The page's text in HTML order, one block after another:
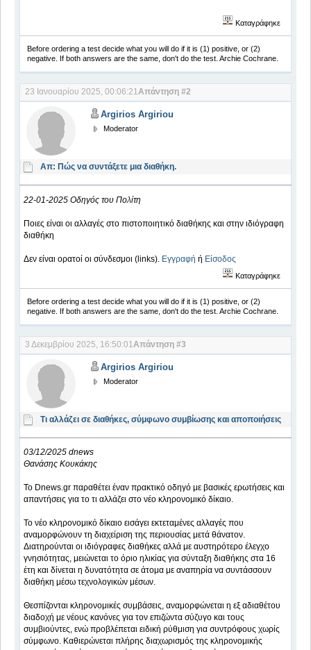
Καταγράφηκε
Before ordering a test decide what you will do if it is (1) positive, or (2)
negative. If both answers are the same, don't do the test. Archie Cochrane.
23 Ιανουαρίου 2025, 00:06:21Απάντηση #2
Argirios Argiriou
Moderator
Απ: Πώς να συντάξετε μια διαθήκη.
22-01-2025 Οδηγός του Πολίτη
Ποιες είναι οι αλλαγές στο πιστοποιητικό διαθήκης και στην ιδιόγραφη
διαθήκη
Δεν είναι ορατοί οι σύνδεσμοι (links). Εγγραφή ή Είσοδος
Καταγράφηκε
Before ordering a test decide what you will do if it is (1) positive, or (2)
negative. If both answers are the same, don't do the test. Archie Cochrane.
3 Δεκεμβρίου 2025, 16:50:01Απάντηση #3
Argirios Argiriou
Moderator
Τι αλλάζει σε διαθήκες, σύμφωνο συμβίωσης και αποποιήσεις
03/12/2025 dnews
Θανάσης Κουκάκης
To Dnews.gr παραθέτει έναν πρακτικό οδηγό με βασικές ερωτήσεις και
απαντήσεις για το τι αλλάζει στο νέο κληρονομικό δίκαιο.
Το νέο κληρονομικό δίκαιο εισάγει εκτεταμένες αλλαγές που
αναμορφώνουν τη διαχείριση της περιουσίας μετά θάνατον.
Διατηρούνται οι ιδιόγραφες διαθήκες αλλά με αυστηρότερο έλεγχο
γνησιότητας, μειώνεται το όριο ηλικίας για σύνταξη διαθήκης στα 16
έτη και δίνεται η δυνατότητα σε άτομα με αναπηρία να συντάσσουν
διαθήκη μέσω τεχνολογικών μέσων.
Θεσπίζονται κληρονομικές συμβάσεις, αναμορφώνεται η εξ αδιαθέτου
διαδοχή με νέους κανόνες για τον επιζώντα σύζυγο και τους
συμβιούντες, ενώ προβλέπεται ειδική ρύθμιση για συντρόφους χωρίς
σύμφωνο. Καθιερώνεται πλήρης διαχωρισμός της κληρονομικής